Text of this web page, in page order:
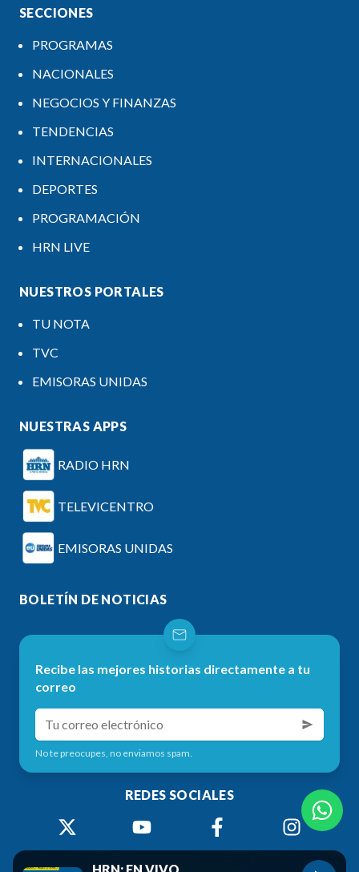
SECCIONES
PROGRAMAS
NACIONALES
NEGOCIOS Y FINANZAS
TENDENCIAS
INTERNACIONALES
DEPORTES
PROGRAMACIÓN
HRN LIVE
NUESTROS PORTALES
TU NOTA
TVC
EMISORAS UNIDAS
NUESTRAS APPS
RADIO HRN
TELEVICENTRO
EMISORAS UNIDAS
BOLETÍN DE NOTICIAS
Recibe las mejores historias directamente a tu
correo
No te preocupes, no enviamos spam.
REDES SOCIALES